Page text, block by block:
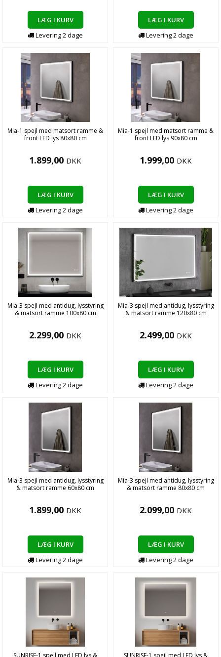
LÆG I KURV
Levering2dage
LÆG I KURV
Levering2dage
Mia-1 spejl med matsort ramme &
front LED lys 80x80 cm
1.899,00 DKK
LÆG I KURV
Levering2dage
Mia-1 spejl med matsort ramme &
front LED lys 90x80 cm
1.999,00 DKK
LÆG I KURV
Levering2dage
Mia-3 spejl med antidug, lysstyring
& matsort ramme 100x80 cm
2.299,00 DKK
LÆG I KURV
Levering2dage
Mia-3 spejl med antidug, lysstyring
& matsort ramme 120x80 cm
2.499,00 DKK
LÆG I KURV
Levering2dage
Mia-3 spejl med antidug, lysstyring
& matsort ramme 60x80 cm
1.899,00 DKK
LÆG I KURV
Levering2dage
Mia-3 spejl med antidug, lysstyring
& matsort ramme 80x80 cm
2.099,00 DKK
LÆG I KURV
Levering2dage
SUNRISE-1 spejl med LED lys &
SUNRISE-1 spejl med LED lys &